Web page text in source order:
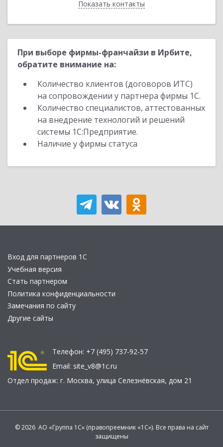
Показать контакты
Назад
При выборе фирмы-франчайзи в Ирбите,
обратите внимание на:
Количество клиентов (договоров ИТС)
на сопровождении у партнера фирмы 1С.
Количество специалистов, аттестованных
на внедрение технологий и решений
системы 1С:Предприятие.
Наличие у фирмы статуса
Вход для партнеров 1С
Учебная версия
Стать партнером
Политика конфиденциальности
Замечания по сайту
Другие сайты
Телефон: +7 (495) 737-92-57
Email: site_v8@1c.ru
Отдел продаж: г. Москва, улица Селезнёвская, дом 21
© 2026 АО «Группа 1С» (правопреемник «1С»). Все права на сайт
защищены